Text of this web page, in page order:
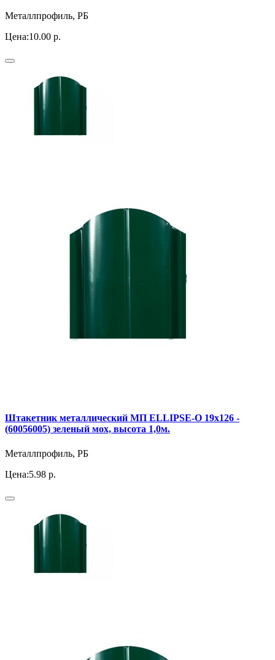
Металлпрофиль, РБ
Цена:10.00 р.
Штакетник металлический МП ELLIPSE-O 19х126 -
(60056005) зеленый мох, высота 1,0м.
Металлпрофиль, РБ
Цена:5.98 р.